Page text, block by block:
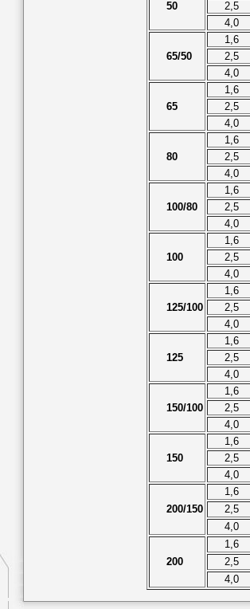
50
2,5
4,0
65/50
1,6
2,5
4,0
65
1,6
2,5
4,0
80
1,6
2,5
4,0
100/80
1,6
2,5
4,0
100
1,6
2,5
4,0
125/100
1,6
2,5
4,0
125
1,6
2,5
4,0
150/100
1,6
2,5
4,0
150
1,6
2,5
4,0
200/150
1,6
2,5
4,0
200
1,6
2,5
4,0